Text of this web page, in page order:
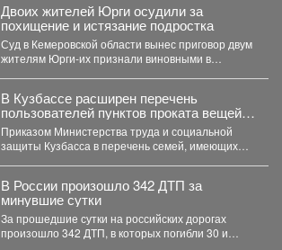
Двоих жителей Юрги осудили за
похищение и истязание подростка
Суд в Кемеровской области вынес приговор двум
жителям Юрги-их признали виновными в
В Кузбассе расширен перечень
пользователей пунктов проката вещей
для новорожденных
Приказом Министерства труда и социальной
защиты Кузбасса в перечень семей, имеющих
В России произошло 342 ДТП за
минувшие сутки
За прошедшие сутки на российских дорогах
произошло 342 ДТП, в которых погибли 30 и